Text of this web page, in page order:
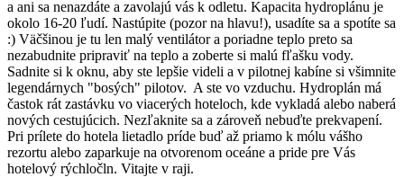
a ani sa nenazdáte a zavolajú vás k odletu. Kapacita hydroplánu je
okolo 16-20 ľudí. Nastúpite (pozor na hlavu!), usadíte sa a spotíte sa
:) Väčšinou je tu len malý ventilátor a poriadne teplo preto sa
nezabudnite pripraviť na teplo a zoberte si malú fľašku vody.
Sadnite si k oknu, aby ste lepšie videli a v pilotnej kabíne si všimnite
legendárnych "bosých" pilotov. A ste vo vzduchu. Hydroplán má
častok rát zastávku vo viacerých hoteloch, kde vykladá alebo naberá
nových cestujúcich. Nezľaknite sa a zároveň nebuďte prekvapení.
Pri prílete do hotela lietadlo príde buď až priamo k mólu vášho
rezortu alebo zaparkuje na otvorenom oceáne a pride pre Vás
hotelový rýchločln. Vitajte v raji.